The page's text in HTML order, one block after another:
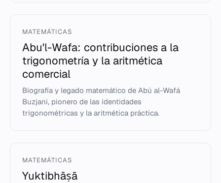
MATEMÁTICAS
Abu'l-Wafa: contribuciones a la
trigonometría y la aritmética
comercial
Biografía y legado matemático de Abú al-Wafá
Buzjani, pionero de las identidades
trigonométricas y la aritmética práctica.
MATEMÁTICAS
Yuktibhāṣā